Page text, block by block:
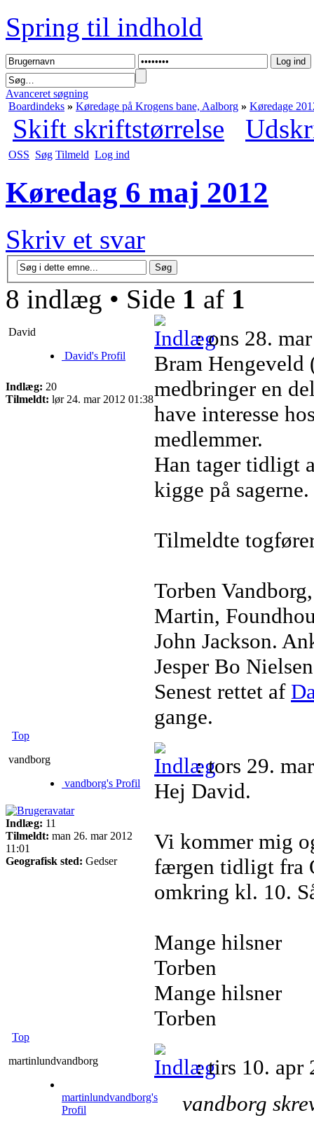
Spring til indhold
Avanceret søgning
Boardindeks » Køredage på Krogens bane, Aalborg » Køredage
Skift skriftstørrelse
OSS Søg Tilmeld Log ind
Køredag 6 maj 2012
Skriv et svar
8 indlæg • Side 1 af 1
David
David's Profil
Indlæg: 20
Tilmeldt: lør 24. mar 2012 01:38
: ons 28.
Bram Hengeveld
medbringer en
have interesse
medlemmer.
Han tager tidligt
kigge på sagerne.
Tilmeldte
Torben
Martin,
John Jackson.
Jesper Bo Nielsen
Senest rettet af
gange.
Top
vandborg
vandborg's Profil
Indlæg: 11
Tilmeldt: man 26. mar 2012
11:01
Geografisk sted: Gedser
: tors 29.
Hej David.
Vi kommer mig
færgen tidligt fra
omkring kl. 10.
Mange hilsner
Torben
Mange hilsner
Torben
Top
martinlundvandborg
martinlundvandborg's
Profil
: tirs 10. apr
vandborg